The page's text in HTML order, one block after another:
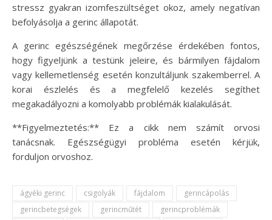
stressz gyakran izomfeszültséget okoz, amely negatívan
befolyásolja a gerinc állapotát.
A gerinc egészségének megőrzése érdekében fontos,
hogy figyeljünk a testünk jeleire, és bármilyen fájdalom
vagy kellemetlenség esetén konzultáljunk szakemberrel. A
korai észlelés és a megfelelő kezelés segíthet
megakadályozni a komolyabb problémák kialakulását.
**Figyelmeztetés:** Ez a cikk nem számít orvosi
tanácsnak. Egészségügyi probléma esetén kérjük,
forduljon orvoshoz.
ágyéki gerinc csigolyák fájdalom
gerincápolás
gerincbetegségek
gerincműtét
gerincproblémák